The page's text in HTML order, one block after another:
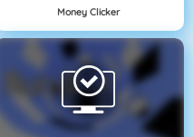
Money Clicker